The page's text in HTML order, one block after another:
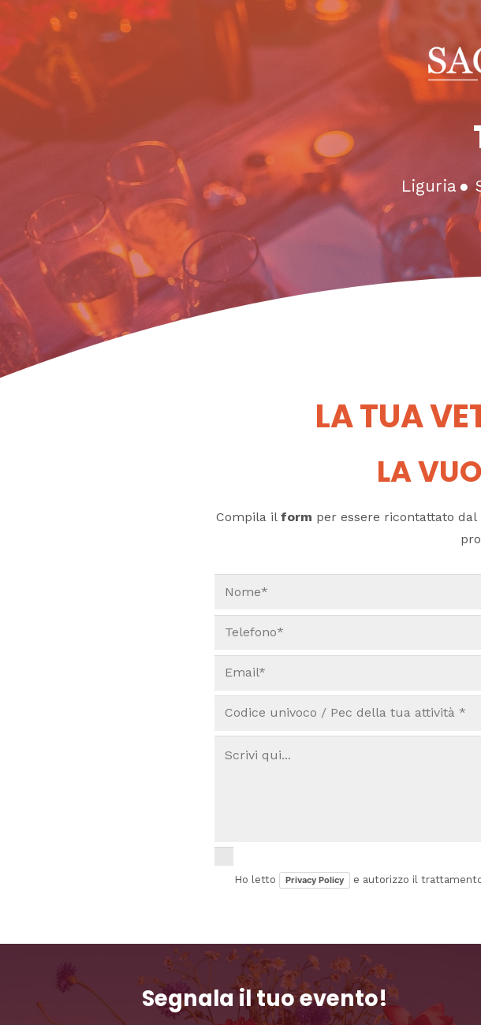
Liguria ●
LA TUA
LA
Compila il form per essere ricontattato
Ho letto Privacy Policy e autorizzo il
Segnala il tuo evento!